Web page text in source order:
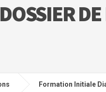
Formation Initiale